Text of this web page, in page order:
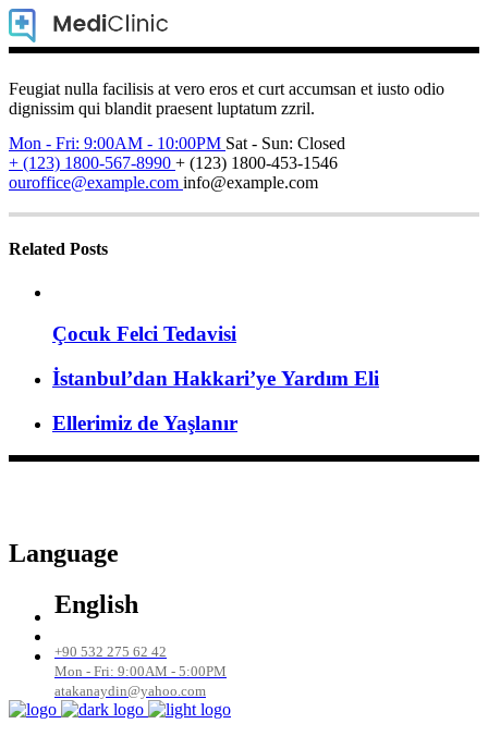
Feugiat nulla facilisis at vero eros et curt accumsan et iusto odio
dignissim qui blandit praesent luptatum zzril.
Mon - Fri: 9:00AM - 10:00PM Sat - Sun: Closed
+ (123) 1800-567-8990 + (123) 1800-453-1546
ouroffice@example.com info@example.com
Related Posts
Çocuk Felci Tedavisi
İstanbul’dan Hakkari’ye Yardım Eli
Ellerimiz de Yaşlanır
Language
English
+90 532 275 62 42
Mon - Fri: 9:00AM - 5:00PM
atakanaydin@yahoo.com